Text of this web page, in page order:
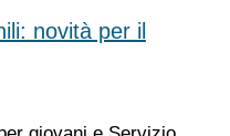
novità per il